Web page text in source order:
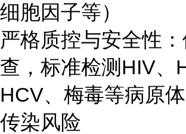
细胞因子等）
严格质控与安全性
查，标准检测HIV、
HCV、梅毒等病原
传染风险